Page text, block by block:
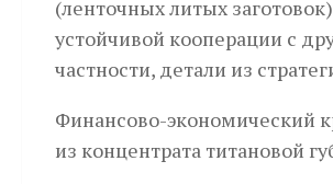
(ленточных литых
устойчивой кооперации с
частности, детали из
Финансово-экономический
из концентрата титановой